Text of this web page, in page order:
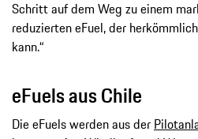
Schritt auf dem Weg zu einem
reduzierten eFuel, der
kann.“
eFuels aus Chile
Die eFuels werden aus der